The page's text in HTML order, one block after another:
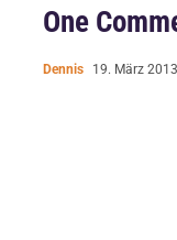
One
Dennis 19. März